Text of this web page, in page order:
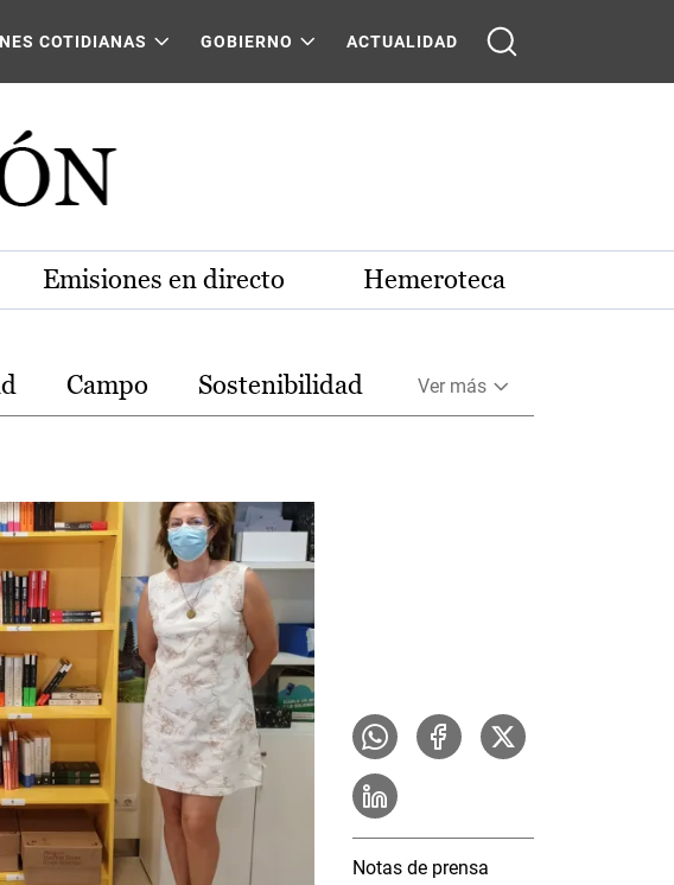
COTIDIANAS GOBIERNO ACTUALIDAD
Emisiones en directo Hemeroteca
Campo Sostenibilidad Ver más
Notas de prensa